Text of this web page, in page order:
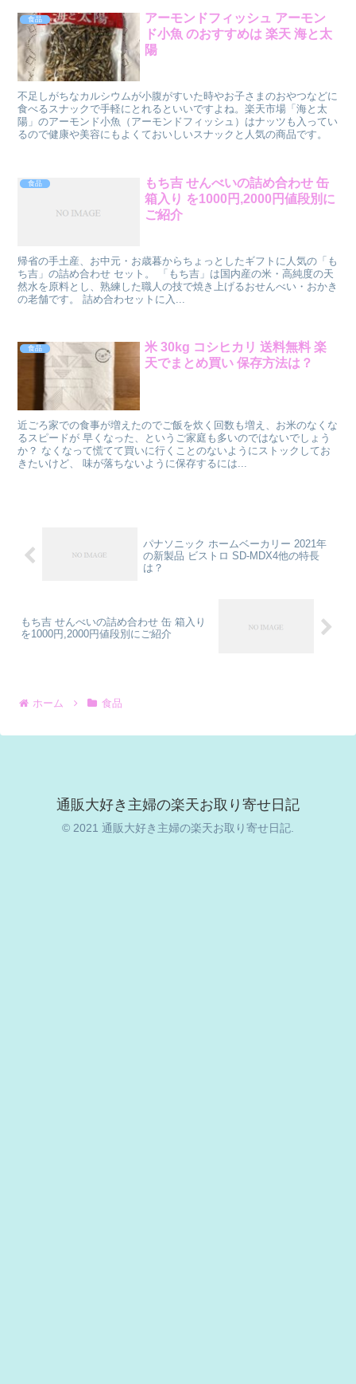
食品
アーモンドフィッシュ アーモン
ド小魚 のおすすめは 楽天 海と太
陽
不足しがちなカルシウムが小腹がすいた時やお子さまのおやつなどに
食べるスナックで手軽にとれるといいですよね。楽天市場「海と太
陽」のアーモンド小魚（アーモンドフィッシュ）はナッツも入ってい
るので健康や美容にもよくておいしいスナックと人気の商品です。
食品
もち吉 せんべいの詰め合わせ 缶
箱入り を1000円,2000円値段別に
ご紹介
帰省の手土産、お中元・お歳暮からちょっとしたギフトに人気の「も
ち吉」の詰め合わせ セット。 「もち吉」は国内産の米・高純度の天
然水を原料とし、熟練した職人の技で焼き上げるおせんべい・おかき
の老舗です。 詰め合わセットに入...
食品
米 30kg コシヒカリ 送料無料 楽
天でまとめ買い 保存方法は？
近ごろ家での食事が増えたのでご飯を炊く回数も増え、お米のなくな
るスピードが 早くなった、というご家庭も多いのではないでしょう
か？ なくなって慌てて買いに行くことのないようにストックしてお
きたいけど、 味が落ちないように保存するには...
パナソニック ホームベーカリー 2021年
の新製品 ビストロ SD-MDX4他の特長
は？
もち吉 せんべいの詰め合わせ 缶 箱入り
を1000円,2000円値段別にご紹介
ホーム 食品
通販大好き主婦の楽天お取り寄せ日記
© 2021 通販大好き主婦の楽天お取り寄せ日記.